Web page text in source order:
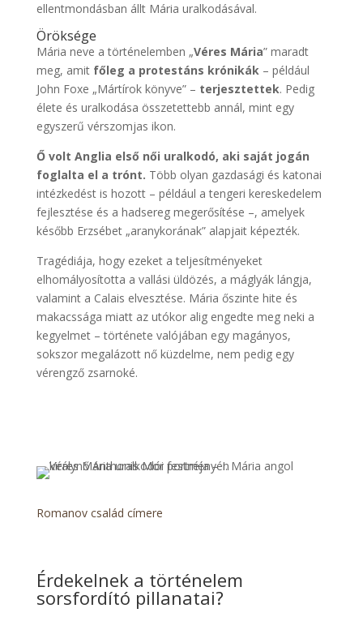
ellentmondásban állt Mária uralkodásával.
Öröksége
Mária neve a történelemben „Véres Mária” maradt
meg, amitfőleg a protestáns krónikák– például
John Foxe „Mártírok könyve” – terjesztettek. Pedig
élete és uralkodása összetettebb annál, mint egy
egyszerű vérszomjas ikon.
Ő volt Anglia első női uralkodó, aki saját jogán
foglalta el a trónt. Több olyan gazdasági és katonai
intézkedést is hozott – például a tengeri kereskedelem
fejlesztése és a hadsereg megerősítése –, amelyek
később Erzsébet „aranykorának” alapjait képezték.
Tragédiája, hogy ezeket a teljesítményeket
elhomályosította a vallási üldözés, a máglyák lángja,
valamint a Calais elvesztése. Mária őszinte hite és
makacssága miatt az utókor alig engedte meg neki a
kegyelmet – története valójában egy magányos,
sokszor megalázott nő küzdelme, nem pedig egy
vérengző zsarnoké.
Romanov család címere
Érdekelnek a történelem
sorsfordító pillanatai?